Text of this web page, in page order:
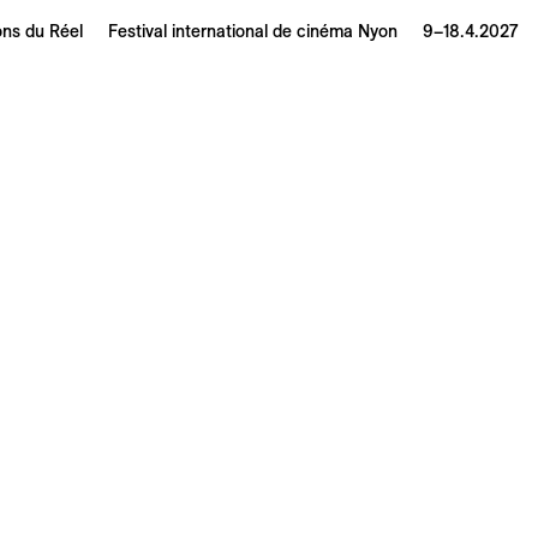
du Réel Festival international de cinéma Nyon 9–18.4.2027